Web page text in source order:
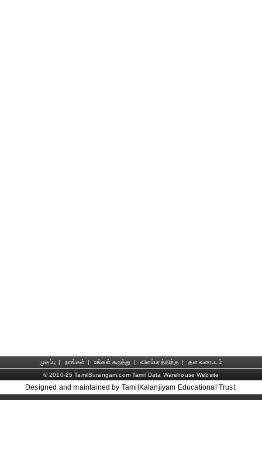
முகப்பு | நாங்கள் | உங்கள் கருத்து | விளம்பரத்திற்கு |
தள வரைபடம்
© 2010-25 TamilSurangam.com Tamil Data Warehouse Website
Designed and maintained by TamilKalanjiyam Educational Trust.